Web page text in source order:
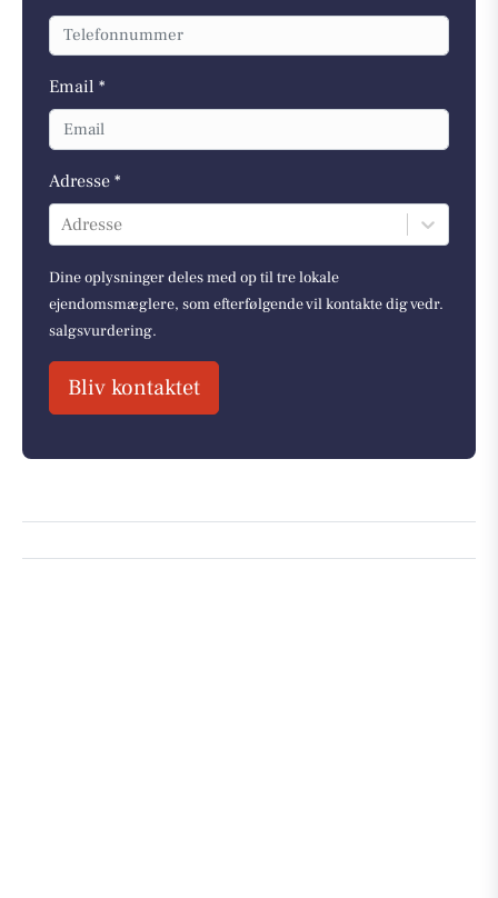
Email *
Adresse *
Adresse
Dine oplysninger deles med op til tre lokale
ejendomsmæglere, som efterfølgende vil kontakte dig vedr.
salgsvurdering.
Bliv kontaktet